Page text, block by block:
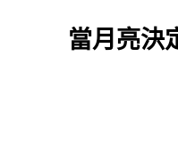
當月亮決